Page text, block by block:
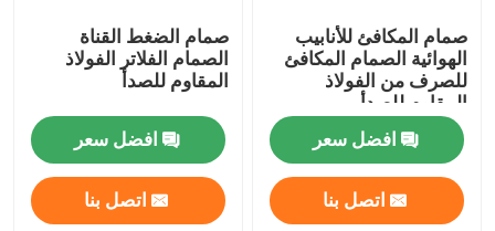
صمام المكافئ للأنابيب
الهوائية الصمام المكافئ
للصرف من الفولاذ
المقاوم للصدأ
افضل سعر
اتصل بنا
صمام الضغط القناة
الصمام الفلاتر الفولاذ
المقاوم للصدأ
افضل سعر
اتصل بنا